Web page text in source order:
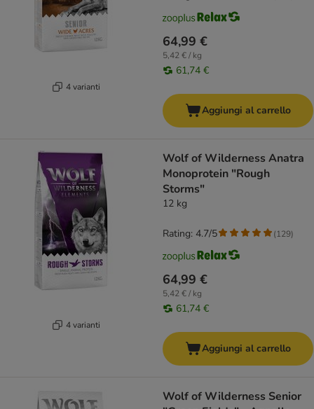
4 varianti
64,99 €
5,42 € / kg
61,74 €
Aggiungi al carrello
4 varianti
Wolf of Wilderness Anatra
Monoprotein "Rough
Storms"
12 kg
64,99 €
5,42 € / kg
61,74 €
Rating: 4.7/5 (129)
Aggiungi al carrello
Wolf of Wilderness Senior